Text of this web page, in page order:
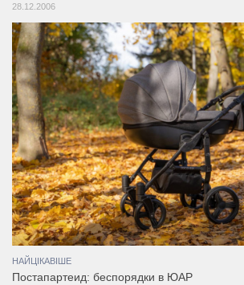
28.12.2006
НАЙЦІКАВІШЕ
Постапартеид: беспорядки в ЮАР